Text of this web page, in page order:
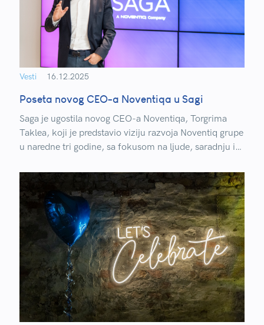
Vesti 16.12.2025
Poseta novog CEO-a Noventiqa u Sagi
Saga je ugostila novog CEO-a Noventiqa, Torgrima
Taklea, koji je predstavio viziju razvoja Noventiq grupe
u naredne tri godine, sa fokusom na ljude, saradnju i